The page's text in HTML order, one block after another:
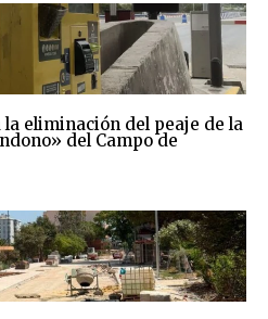
la eliminación del peaje de la
del Campo de